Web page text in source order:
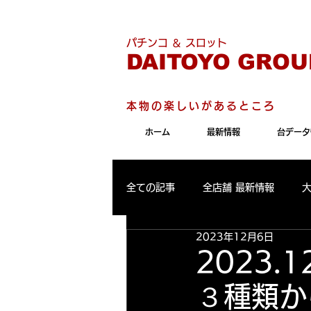
パチンコ ＆ スロット
DAITOYO
本物の楽しいがあるところ
ホーム 最新情報 台デー
全ての記事 全店舗 最新情報
パールサーティーン 最新情報
大東洋東通り店 出玉ランキング
３種類か
2023年12月6日